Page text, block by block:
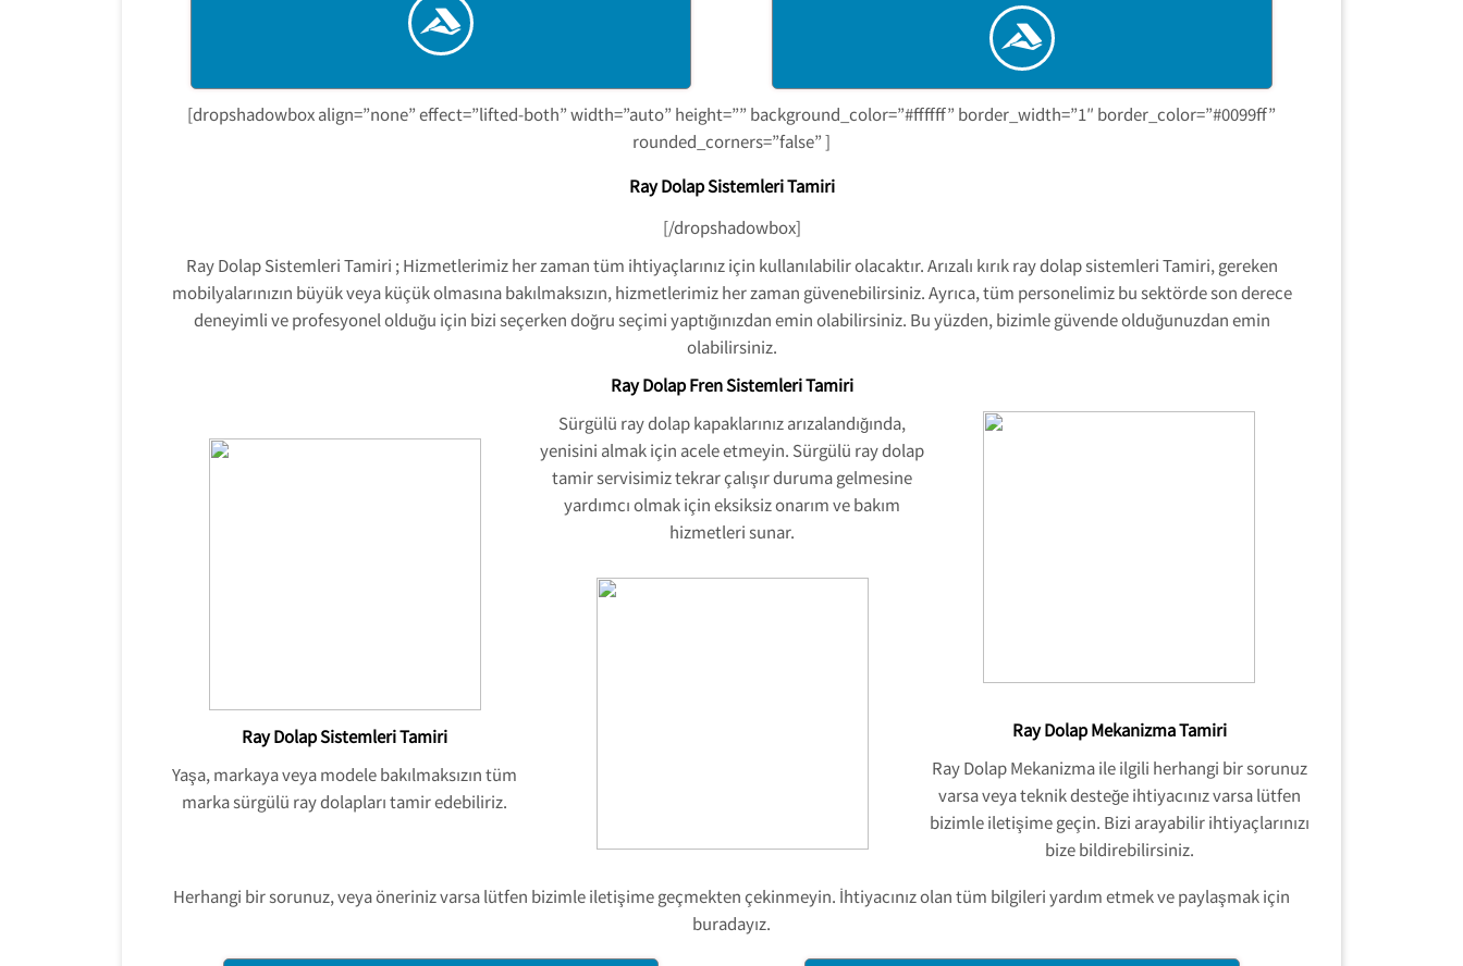
[dropshadowbox align=”none” effect=”lifted-both” width=”auto” height=”” background_color=”#ffffff” border_width=”1″ border_color=”#0099ff”
rounded_corners=”false” ]
Ray Dolap Sistemleri Tamiri
[/dropshadowbox]
Ray Dolap Sistemleri Tamiri ; Hizmetlerimiz her zaman tüm ihtiyaçlarınız için kullanılabilir olacaktır. Arızalı kırık ray dolap sistemleri Tamiri, gereken
mobilyalarınızın büyük veya küçük olmasına bakılmaksızın, hizmetlerimiz her zaman güvenebilirsiniz. Ayrıca, tüm personelimiz bu sektörde son derece
deneyimli ve profesyonel olduğu için bizi seçerken doğru seçimi yaptığınızdan emin olabilirsiniz. Bu yüzden, bizimle güvende olduğunuzdan emin
olabilirsiniz.
Ray Dolap Sistemleri Tamiri
Yaşa, markaya veya modele bakılmaksızın tüm
marka sürgülü ray dolapları tamir edebiliriz.
Ray Dolap Fren Sistemleri Tamiri
Sürgülü ray dolap kapaklarınız arızalandığında,
yenisini almak için acele etmeyin. Sürgülü ray dolap
tamir servisimiz tekrar çalışır duruma gelmesine
yardımcı olmak için eksiksiz onarım ve bakım
hizmetleri sunar.
Ray Dolap Mekanizma Tamiri
Ray Dolap Mekanizma ile ilgili herhangi bir sorunuz
varsa veya teknik desteğe ihtiyacınız varsa lütfen
bizimle iletişime geçin. Bizi arayabilir ihtiyaçlarınızı
bize bildirebilirsiniz.
Herhangi bir sorunuz, veya öneriniz varsa lütfen bizimle iletişime geçmekten çekinmeyin. İhtiyacınız olan tüm bilgileri yardım etmek ve paylaşmak için
buradayız.